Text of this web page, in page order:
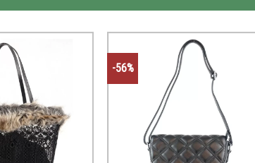
-56%